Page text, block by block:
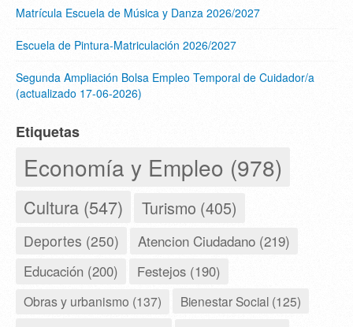
Matrícula Escuela de Música y Danza 2026/2027
Escuela de Pintura-Matriculación 2026/2027
Segunda Ampliación Bolsa Empleo Temporal de Cuidador/a
(actualizado 17-06-2026)
Etiquetas
Economía y Empleo (978)
Cultura (547) Turismo (405)
Deportes (250) Atencion Ciudadano (219)
Educación (200) Festejos (190)
Obras y urbanismo (137)
Bienestar Social (125)